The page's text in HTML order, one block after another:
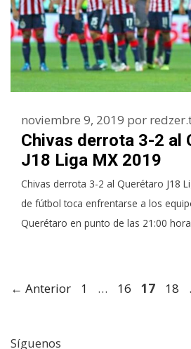
Chivas derrota 3-2 al
J18 Liga MX 2019
noviembre 9, 2019 por
Chivas derrota 3-2 al Querétaro J18
de fútbol toca enfrentarse a los
Querétaro en punto de las 21:00
← Anterior Página
1 … Página
16 Página
17 18
Síguenos